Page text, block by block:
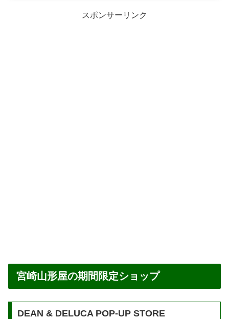
スポンサーリンク
宮崎山形屋の期間限定ショップ
DEAN & DELUCA POP-UP STORE